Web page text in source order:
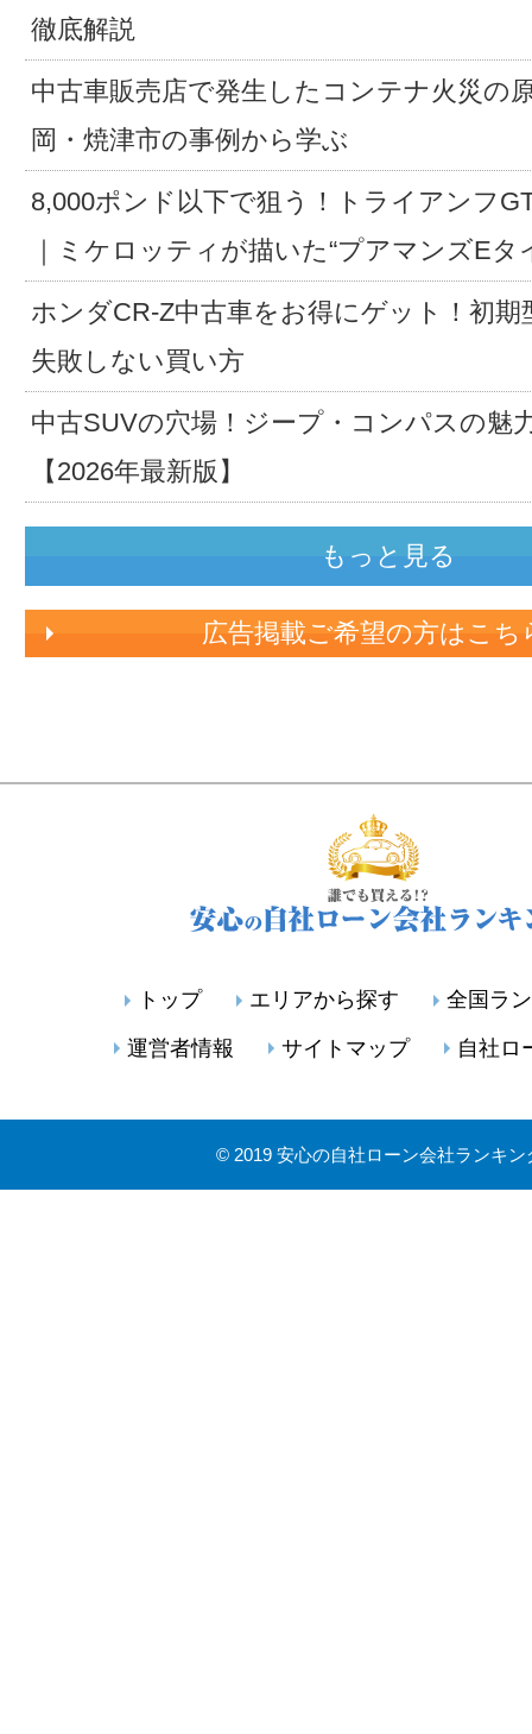
徹底解説
中古車販売店で発生したコンテナ火災の
岡・焼津市の事例から学ぶ
8,000ポンド以下で狙う！トライアンフ
｜ミケロッティが描いた“プアマンズEタ
ホンダCR-Z中古車をお得にゲット！初期
失敗しない買い方
中古SUVの穴場！ジープ・コンパスの魅
【2026年最新版】
もっと見る
広告掲載ご希望の方はこち
トップ エリアから探す 全国ラ
運営者情報 サイトマップ 自社ロ
© 2019 安心の自社ローン会社ランキン